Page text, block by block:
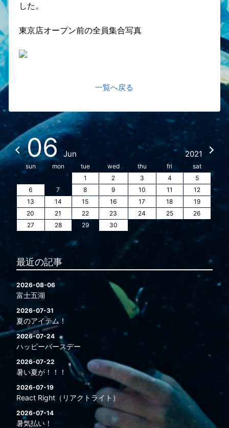
した。
東京店オープン前の全員集合写真
一覧へ戻る
06 Jun 2021
sun mon tue wed thu fri
sat
1
2 3 4
5
6
7 8 9 10 11
12
13
14 15 16 17 18
19
20
21 22 23 24 25
26
27
28 29 30
最近の記事
2026-08-06
富士五湖
2026-07-31
夏のアイテム！
2026-07-24
ハッピーバースデー
2026-07-22
暑い夏が！！！
2026-07-19
React Right（リアクトライト）
2026-07-14
暑気払い！